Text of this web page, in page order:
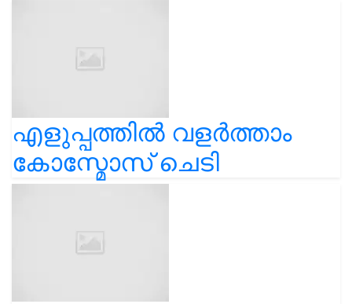
എളുപ്പത്തിൽ വളർത്താം
കോസ്മോസ് ചെടി